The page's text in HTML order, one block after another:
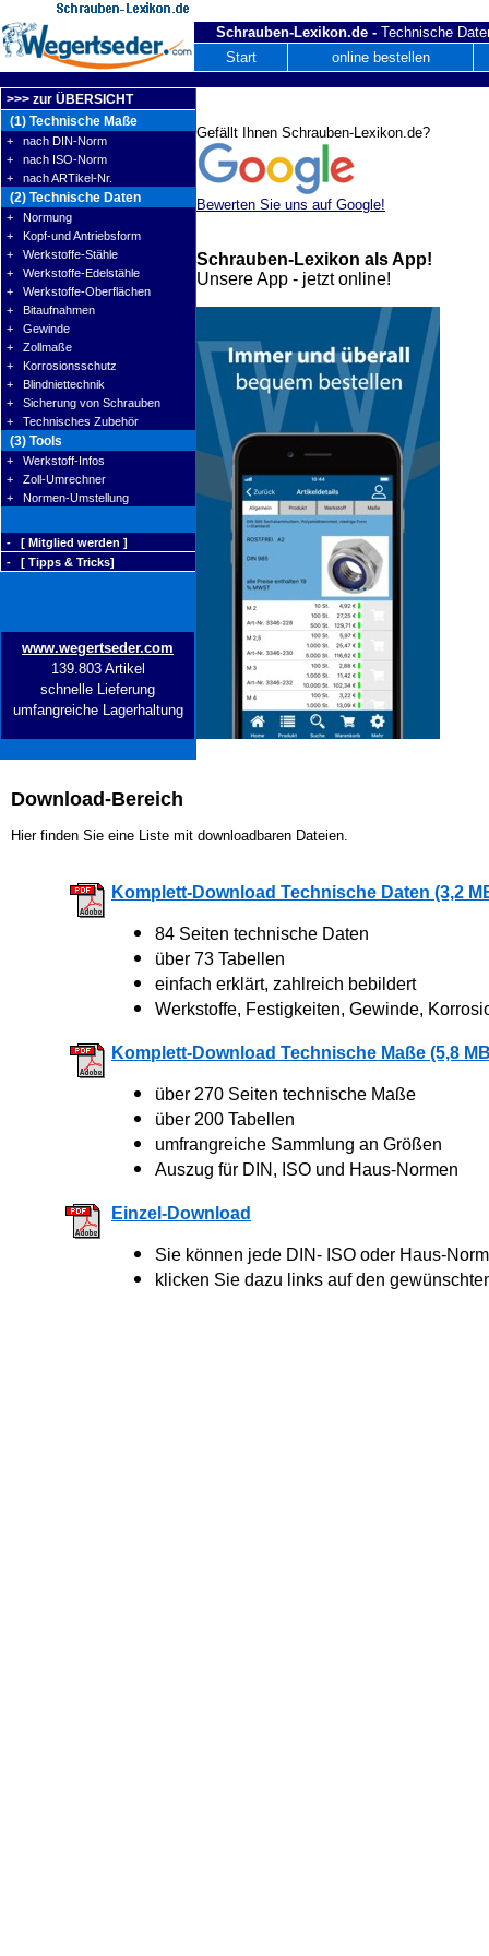
Schrauben-Lexikon.de - Technische
Start
online bestellen
>>> zur ÜBERSICHT
(1) Technische Maße
+ nach DIN-Norm
+ nach ISO-Norm
+ nach ARTikel-Nr.
(2) Technische Daten
+ Normung
+ Kopf-und Antriebsform
+ Werkstoffe-Stähle
+ Werkstoffe-Edelstähle
+ Werkstoffe-Oberflächen
+ Bitaufnahmen
+ Gewinde
+ Zollmaße
+ Korrosionsschutz
+ Blindniettechnik
+ Sicherung von Schrauben
+ Technisches Zubehör
(3) Tools
+ Werkstoff-Infos
+ Zoll-Umrechner
+ Normen-Umstellung
- [ Mitglied werden ]
- [ Tipps & Tricks]
www.wegertseder.com
139.803 Artikel
schnelle Lieferung
umfangreiche Lagerhaltung
Download-Bereich
Hier finden Sie eine Liste mit downloadbaren Dateien.
Komplett-Download Technische Daten (3,2
84 Seiten technische Daten
über 73 Tabellen
einfach erklärt, zahlreich bebildert
Werkstoffe, Festigkeiten, Gewinde,
Komplett-Download Technische Maße (5,8
über 270 Seiten technische Maße
über 200 Tabellen
umfrangreiche Sammlung an Größen
Auszug für DIN, ISO und Haus-Normen
Einzel-Download
Sie können jede DIN- ISO oder Haus-
klicken Sie dazu links auf den
Gefällt Ihnen Schrauben-Lexikon.de?
Bewerten Sie uns auf Google!
Schrauben-Lexikon als App!
Unsere App - jetzt online!